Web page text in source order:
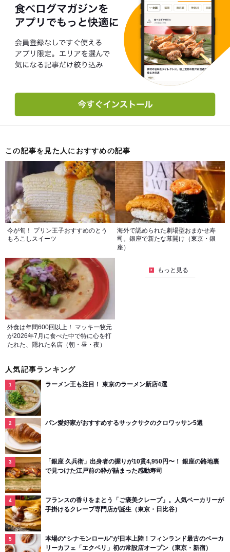
この記事を見た人におすすめの記事
今が旬！ プリン王子おすすめのとう
もろこしスイーツ
海外で認められた劇場型おまかせ寿
司。銀座で新たな幕開け（東京・銀
座）
外食は年間600回以上！ マッキー牧元
が2026年7月に食べた中で特に心を打
たれた、隠れた名店（朝・昼・夜）
もっと見る
人気記事ランキング
ラーメン王も注目！ 東京のラーメン新店4選
パン愛好家がおすすめするサックサクのクロワッサン5選
「銀座 久兵衛」出身者の握りが10貫4,950円〜！ 銀座の路地裏
で見つけた江戸前の粋が詰まった感動寿司
フランスの香りをまとう「ご褒美クレープ」。人気ベーカリーが
手掛けるクレープ専門店が誕生（東京・日比谷）
本場の“シナモンロール”が日本上陸！フィンランド最古のベーカ
リーカフェ「エクベリ」初の常設店オープン（東京・新宿）